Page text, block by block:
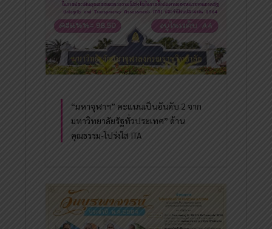
“มหาจุฬาฯ” คะแนนเป็นอันดับ 2 จาก
มหาวิทยาลัยรัฐทั่วประเทศ” ด้าน
คุณธรรม-โปร่งใส ITA